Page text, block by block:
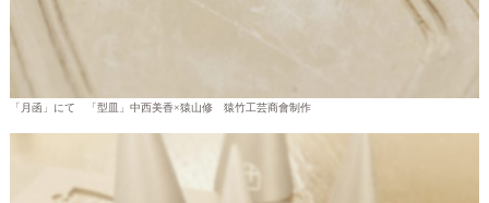
「月函」にて 「型皿」中西美香×猿山修 猿竹工芸商會制作